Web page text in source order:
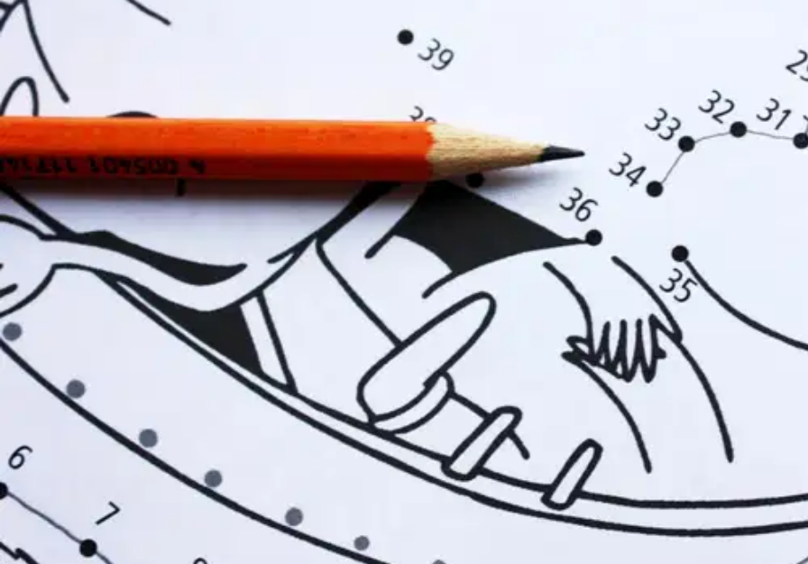
Muumi - Oivaltamisen riemua - Sokkeloita & pisteitä
7,35 €
Asiakasomistajahinta
Hinta ilman S-Etukorttia: 8,65 €
Valitse toimitustapa
Nouto myymälästä
Ei saatavilla
Toimitus
Alk. 0 €